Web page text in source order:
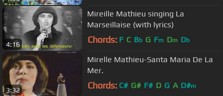
4:16
Mireille Mathieu singing La
Marseillaise (with lyrics)
Chords: F C Bb G Fm Dm Db
3:32
Mirelle Mathieu-Santa Maria De La
Mer.
Chords: C# G# F# D G A D#m